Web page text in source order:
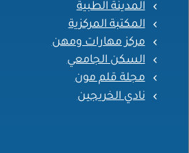
المدينة الطبية
المكتبة المركزية
مركز مهارات ومهن
السكن الجامعي
مجلة قلم مون
نادي الخريجين